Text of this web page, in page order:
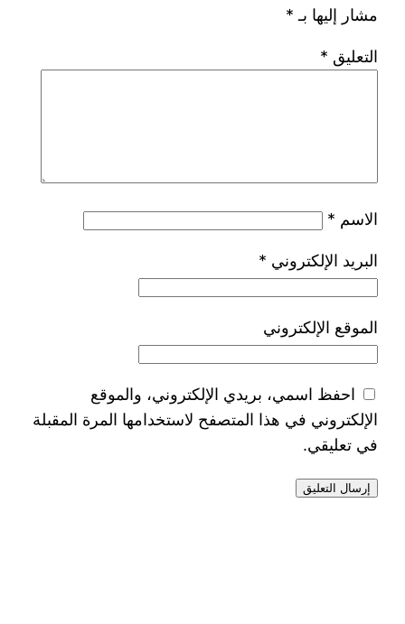
مشار إليها بـ *
التعليق *
الاسم *
البريد الإلكتروني *
الموقع الإلكتروني
احفظ اسمي، بريدي الإلكتروني، والموقع
الإلكتروني في هذا المتصفح لاستخدامها المرة المقبلة
في تعليقي.